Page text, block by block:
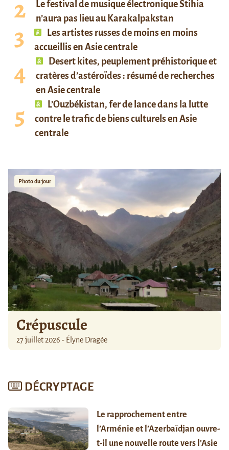
Le festival de musique électronique Stihia
n’aura pas lieu au Karakalpakstan
Les artistes russes de moins en moins
accueillis en Asie centrale
Desert kites, peuplement préhistorique et
cratères d’astéroïdes : résumé de recherches
en Asie centrale
L’Ouzbékistan, fer de lance dans la lutte
contre le trafic de biens culturels en Asie
centrale
Photo du jour
Crépuscule
27 juillet 2026 - Élyne Dragée
DÉCRYPTAGE
Le rapprochement entre
l’Arménie et l’Azerbaïdjan ouvre-
t-il une nouvelle route vers l’Asie